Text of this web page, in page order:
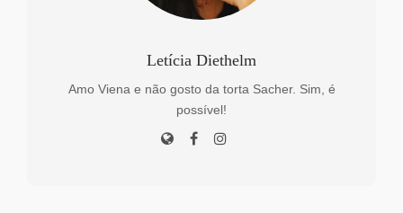
Letícia Diethelm
Amo Viena e não gosto da torta Sacher. Sim, é
possível!